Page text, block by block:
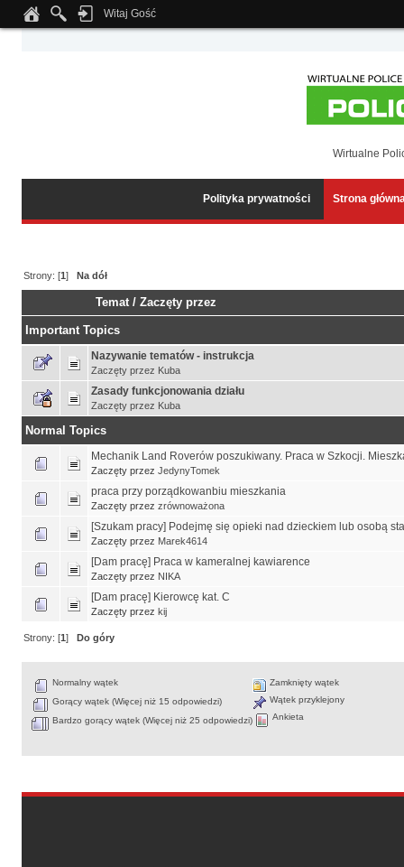
Notice: Undefined index: tapatalk_body_hook in
Witaj Gość
Wirtualne
Polityka prywatności Strona
Strony: [1]Na dół
Temat /Zaczęty przez
Important Topics
Nazywanie tematów - instrukcja
Zaczęty przez Kuba
Zasady funkcjonowania działu
Zaczęty przez Kuba
Normal Topics
Mechanik Land Roverów poszukiwany. Praca w Szkocji.
Zaczęty przez JedynyTomek
praca przy porządkowanbiu mieszkania
Zaczęty przez zrównoważona
[Szukam pracy] Podejmę się opieki nad dzieckiem lub osobą
Zaczęty przez Marek4614
[Dam pracę] Praca w kameralnej kawiarence
Zaczęty przez NIKA
[Dam pracę] Kierowcę kat. C
Zaczęty przez kij
Strony: [1]Do góry
Normalny wątek
Gorący wątek (Więcej niż 15 odpowiedzi)
Bardzo gorący wątek (Więcej niż 25 odpowiedzi)
Zamknięty wątek
Wątek przyklejony
Ankieta